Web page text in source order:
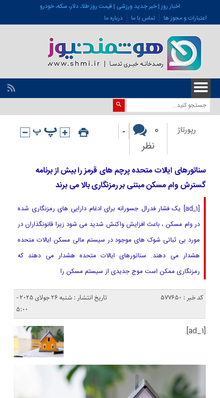
اخبار روز | خبر جدید ورزشی | قیمت روز طلا، دلار، سکه، خودرو
اعتبارات و مجوز ها
تماس با ما درباره ما
رپورتاژ
0
نظر
-
سناتورهای ایالات متحده پرچم های قرمز را بیش از برنامه
گسترش وام مسکن مبتنی بر رمزنگاری بالا می برند
[ad_1] یک فشار فدرال جسورانه برای ادغام دارایی های رمزنگاری شده
در وام مسکن ، باعث افزایش واکنش شدید می شود زیرا قانونگذاران در
مورد بی ثباتی شوک های موجود در سیستم مالی مسکن ایالات متحده
هشدار می دهند. سناتورهای ایالات متحده هشدار می دهند که
رمزنگاری ممکن است موج جدیدی از سیستم مسکن را
کد خبر : 577650
تاریخ انتشار : شنبه 26 جولای 2025 -
5:00
[ad_1]